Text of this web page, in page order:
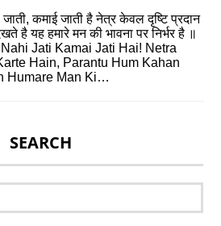
कमाई जाती है नेत्र केवल दृष्टि प्रदान
है यह हमारे मन की भावना पर निर्भर है ॥
Jati Kamai Jati Hai! Netra
Hain, Parantu Hum Kahan
Humare Man Ki…
SEARCH